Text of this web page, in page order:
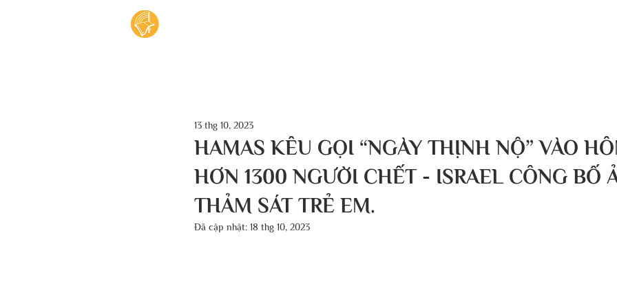
HAMAS KÊU GỌI “NGÀY THỊNH NỘ” VÀO
HƠN 1300 NGƯỜI CHẾT - ISRAEL CÔNG BỐ
THẢM SÁT TRẺ EM.
13 thg 10, 2023
Đã cập nhật: 18 thg 10, 2023